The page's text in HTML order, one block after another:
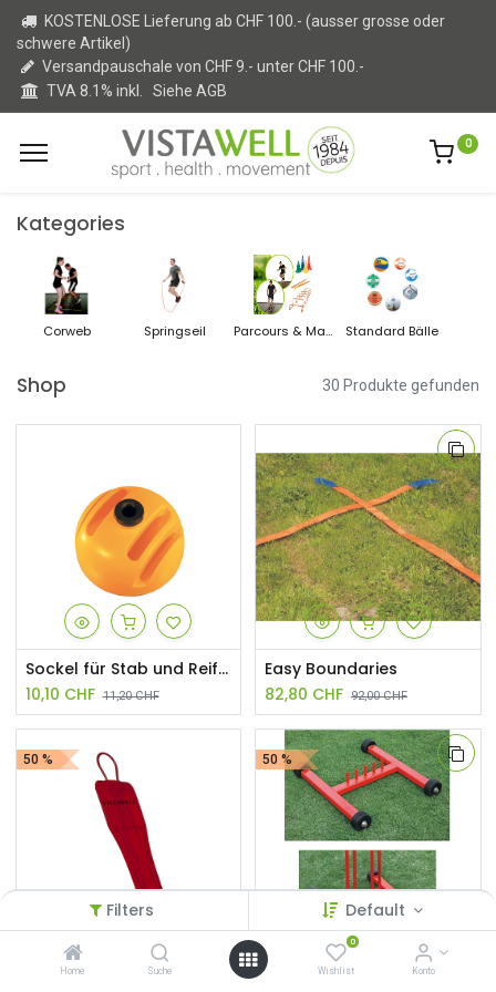
Filters Default
Home Suche
0
Wishlist Konto
KOSTENLOSE Lieferung ab CHF 100.- (ausser grosse oder
schwere Artikel)
Versandpauschale von CHF 9.- unter CHF 100.-
TVA 8.1% inkl. Siehe AGB
0
Kategories
Corweb Springseil Parcours & Markiersets Standard Bälle
Shop 30 Produkte gefunden
Sockel für Stab und Reifen
10,10 CHF 11,20CHF
Easy Boundaries
82,80 CHF 92,00CHF
50 %
Sockel für Dummy
50 %